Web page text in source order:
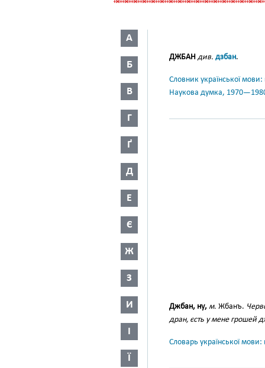
А
Б
В
Г
Ґ
Д
Е
Є
Ж
З
И
І
Ї
ДЖБАН див. дзбан.
Словник української
Наукова думка,
Джбан, ну, м. Жбанъ.
дран, єсть у мене грошей
Словарь української